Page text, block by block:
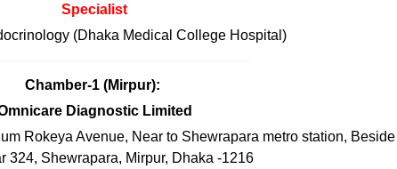
Specialist
(Dhaka Medical College Hospital)
Chamber-1 (Mirpur):
Diagnostic Limited
Rokeya Avenue, Near to Shewrapara metro station, Beside
324, Shewrapara, Mirpur, Dhaka -1216